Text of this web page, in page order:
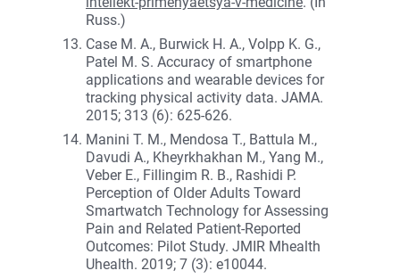
Russ.)
Case M. A., Burwick H. A., Volpp K. G.,
Patel M. S. Accuracy of smartphone
applications and wearable devices for
tracking physical activity data. JAMA.
2015; 313 (6): 625-626.
Manini T. M., Mendosa T., Battula M.,
Davudi A., Kheyrkhakhan M., Yang M.,
Veber E., Fillingim R. B., Rashidi P.
Perception of Older Adults Toward
Smartwatch Technology for Assessing
Pain and Related Patient-Reported
Outcomes: Pilot Study. JMIR Mhealth
Uhealth. 2019; 7 (3): e10044.